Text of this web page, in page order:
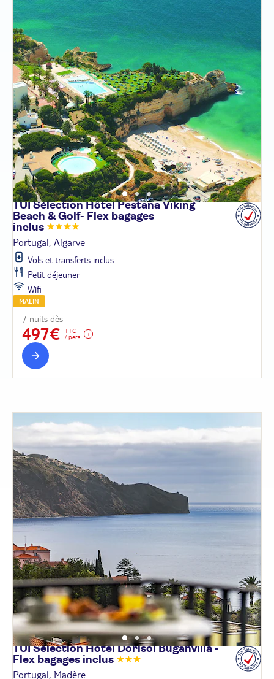
TUI Sélection Hôtel Pestana Viking
Beach & Golf- Flex bagages
inclus
Portugal, Algarve
Vols et transferts inclus
Petit déjeuner
Wifi
MALIN
7 nuits dès
497€
TTC
/ pers.
TUI Sélection Hôtel Dorisol Buganvilia -
Flex bagages inclus
Portugal, Madère